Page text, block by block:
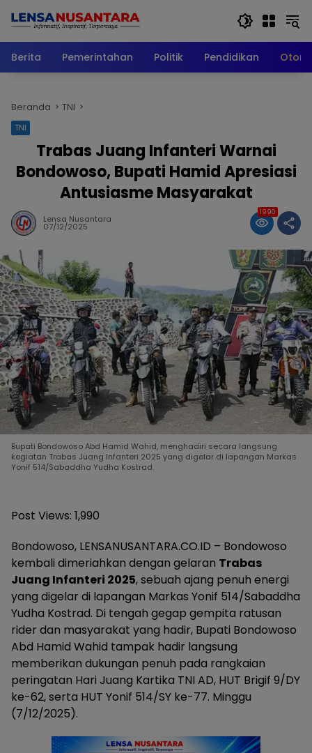
Berita
Pemerintahan Politik Pendidikan
Beranda TNI
TNI
Trabas Juang Infanteri Warnai
Bondowoso, Bupati Hamid Apresiasi
Antusiasme Masyarakat
Lensa Nusantara
07/12/2025
1990
Bupati Bondowoso Abd Hamid Wahid, menghadiri secara langsung
kegiatan Trabas Juang Infanteri 2025 yang digelar di lapangan Markas
Yonif 514/Sabaddha Yudha Kostrad.
Post Views: 1,990
Bondowoso, LENSANUSANTARA.CO.ID – Bondowoso
kembali dimeriahkan dengan gelaran Trabas
Juang Infanteri 2025, sebuah ajang penuh energi
yang digelar di lapangan Markas Yonif 514/Sabaddha
Yudha Kostrad. Di tengah gegap gempita ratusan
rider dan masyarakat yang hadir, Bupati Bondowoso
Abd Hamid Wahid tampak hadir langsung
memberikan dukungan penuh pada rangkaian
peringatan Hari Juang Kartika TNI AD, HUT Brigif 9/DY
ke-62, serta HUT Yonif 514/SY ke-77. Minggu
(7/12/2025).